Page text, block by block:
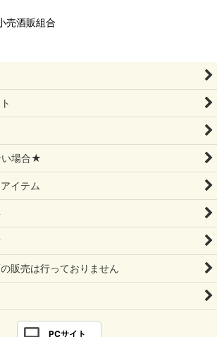
売酒販組合
場合★
イテム
販売は行っておりません
PCサイト